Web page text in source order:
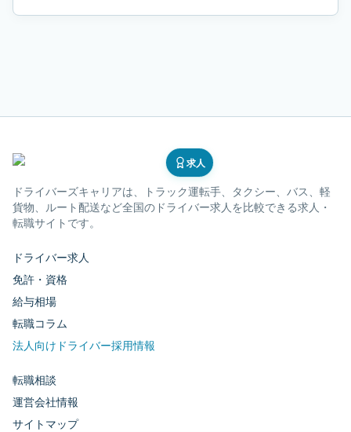
求人
ドライバーズキャリアは、トラック運転手、タクシー、バス、軽
貨物、ルート配送など全国のドライバー求人を比較できる求人・
転職サイトです。
ドライバー求人
免許・資格
給与相場
転職コラム
法人向けドライバー採用情報
転職相談
運営会社情報
サイトマップ